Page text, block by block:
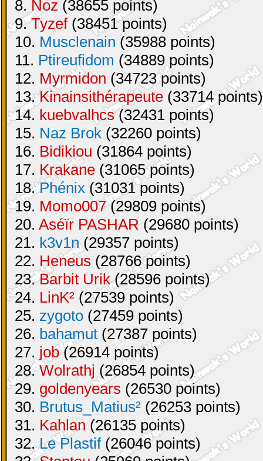
8. Noz(38655 points)
9.Tyzef(38451 points)
10. Musclenain (35988 points)
11. Ptireufidom (34889 points)
12. Myrmidon (34723 points)
13.Kinainsithérapeute (33714 points)
14. kuebvalhcs(32431 points)
15. Naz Brok (32260 points)
16. Bidikiou (31864 points)
17. Krakane (31065 points)
18.Phénix (31031 points)
19. Momo007(29809 points)
20. Aséïr PASHAR (29680 points)
21. k3v1n(29357 points)
22. Heneus (28766 points)
23.Barbit Urik(28596 points)
24. LinK² (27539 points)
25. zygoto (27459 points)
26. bahamut (27387 points)
27. job(26914 points)
28.Wolrathj (26854 points)
29. goldenyears (26530 points)
30. Brutus_Matius² (26253 points)
31. Kahlan (26135 points)
32.Le Plastif(26046 points)